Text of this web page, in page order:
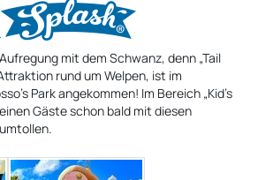
mit dem Schwanz, denn „Tail
rund um Welpen, ist im
Park angekommen! Im Bereich „Kid’s
Gäste schon bald mit diesen